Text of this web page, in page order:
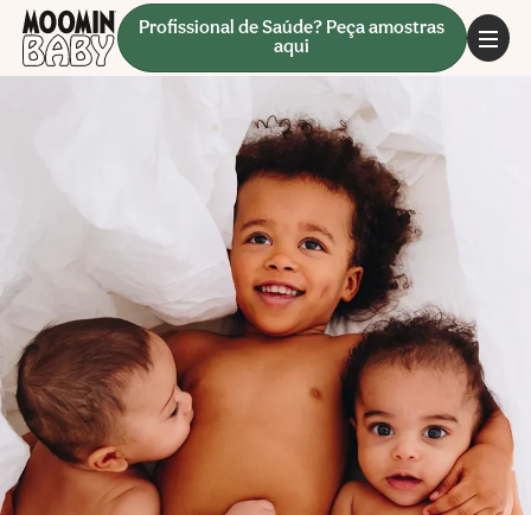
Profissional de Saúde? Peça amostras
aqui